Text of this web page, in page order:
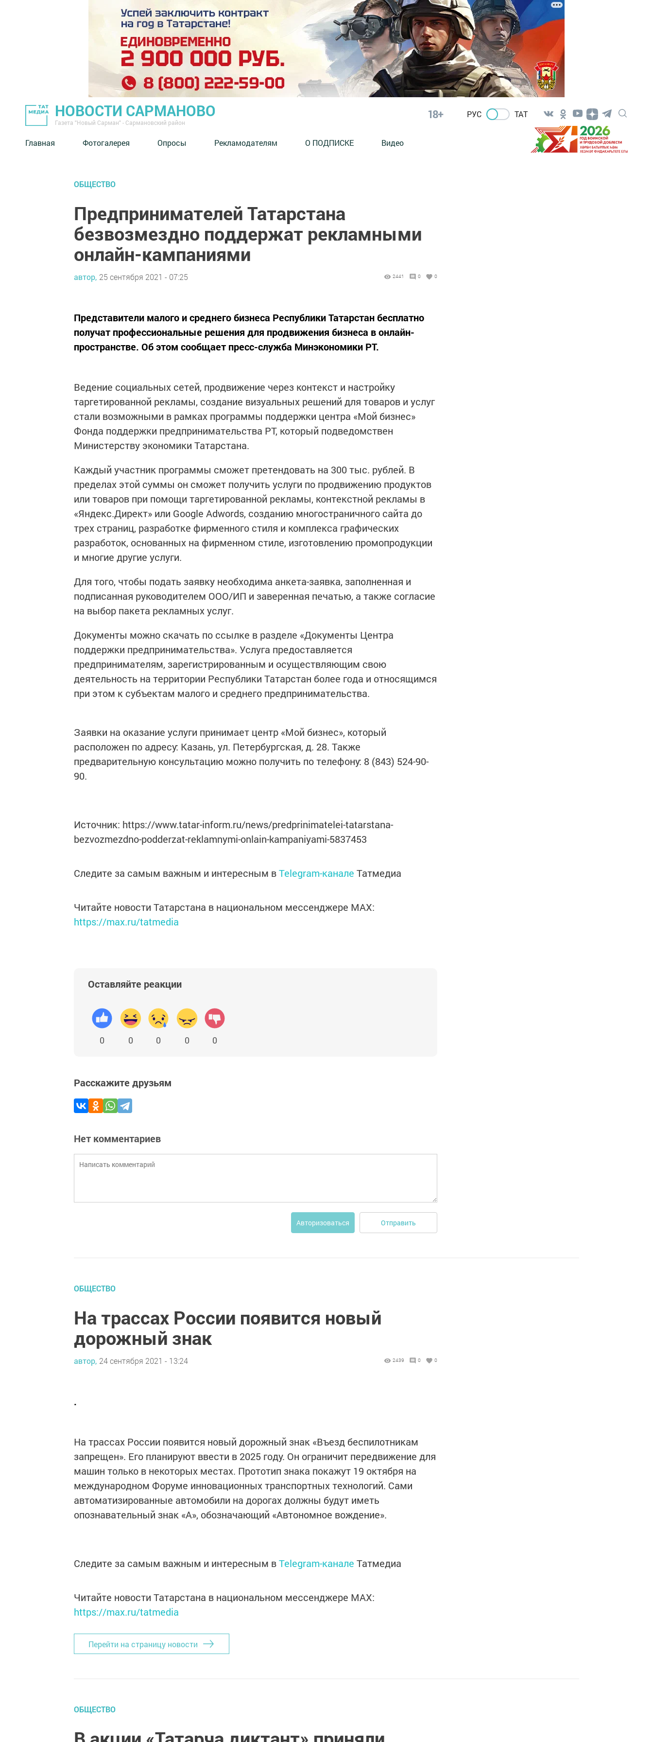
НОВОСТИ САРМАНОВО
Газета "Новый Сарман" - Сармановский район
18+ РУС ТАТ
Главная Фотогалерея Опросы Рекламодателям О ПОДПИСКЕ Видео
ОБЩЕСТВО
Предпринимателей Татарстана
безвозмездно поддержат рекламными
онлайн-кампаниями
автор, 25 сентября 2021 - 07:25 2441 0 0
Представители малого и среднего бизнеса Республики Татарстан бесплатно
получат профессиональные решения для продвижения бизнеса в онлайн-
пространстве. Об этом сообщает пресс-служба Минэкономики РТ.
Ведение социальных сетей, продвижение через контекст и настройку
таргетированной рекламы, создание визуальных решений для товаров и услуг
стали возможными в рамках программы поддержки центра «Мой бизнес»
Фонда поддержки предпринимательства РТ, который подведомствен
Министерству экономики Татарстана.
Каждый участник программы сможет претендовать на 300 тыс. рублей. В
пределах этой суммы он сможет получить услуги по продвижению продуктов
или товаров при помощи таргетированной рекламы, контекстной рекламы в
«Яндекс.Директ» или Google Adwords, созданию многостраничного сайта до
трех страниц, разработке фирменного стиля и комплекса графических
разработок, основанных на фирменном стиле, изготовлению промопродукции
и многие другие услуги.
Для того, чтобы подать заявку необходима анкета-заявка, заполненная и
подписанная руководителем ООО/ИП и заверенная печатью, а также согласие
на выбор пакета рекламных услуг.
Документы можно скачать по ссылке в разделе «Документы Центра
поддержки предпринимательства». Услуга предоставляется
предпринимателям, зарегистрированным и осуществляющим свою
деятельность на территории Республики Татарстан более года и относящимся
при этом к субъектам малого и среднего предпринимательства.
Заявки на оказание услуги принимает центр «Мой бизнес», который
расположен по адресу: Казань, ул. Петербургская, д. 28. Также
предварительную консультацию можно получить по телефону: 8 (843) 524-90-
90.
Источник: https://www.tatar-inform.ru/news/predprinimatelei-tatarstana-
bezvozmezdno-podderzat-reklamnymi-onlain-kampaniyami-5837453
Следите за самым важным и интересным вTelegram-канале Татмедиа
Читайте новости Татарстана в национальном мессенджере MАХ:
https://max.ru/tatmedia
Оставляйте реакции
0 0 0 0 0
Расскажите друзьям
Нет комментариев
Авторизоваться Отправить
ОБЩЕСТВО
На трассах России появится новый
дорожный знак
автор, 24 сентября 2021 - 13:24 2439 0 0
.
На трассах России появится новый дорожный знак «Въезд беспилотникам
запрещен». Его планируют ввести в 2025 году. Он ограничит передвижение для
машин только в некоторых местах. Прототип знака покажут 19 октября на
международном Форуме инновационных транспортных технологий. Сами
автоматизированные автомобили на дорогах должны будут иметь
опознавательный знак «А», обозначающий «Автономное вождение».
Следите за самым важным и интересным вTelegram-канале Татмедиа
Читайте новости Татарстана в национальном мессенджере MАХ:
https://max.ru/tatmedia
Перейти на страницу новости
ОБЩЕСТВО